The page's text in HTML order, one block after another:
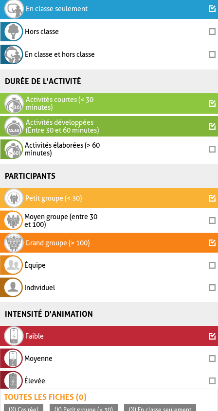
En classe seulement
Hors classe
En classe et hors classe
DURÉE DE L'ACTIVITÉ
Activités courtes (< 30
minutes)
Activités développées
(Entre 30 et 60 minutes)
Activités élaborées (> 60
minutes)
PARTICIPANTS
Petit groupe (< 30)
Moyen groupe (entre 30
et 100)
Grand groupe (> 100)
Équipe
Individuel
INTENSITÉ D'ANIMATION
Faible
Moyenne
Élevée
TOUTES LES FICHES (0)